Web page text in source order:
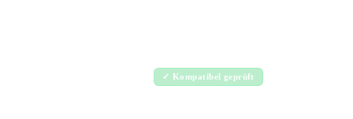
✓ Kompatibel geprüft